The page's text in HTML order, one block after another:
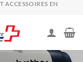
ACCESSOIRES EN